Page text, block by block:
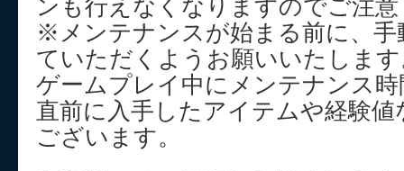
ンも行えなくなりますのでご注
※メンテナンスが始まる前に、手
ていただくようお願いいたしま
ゲームプレイ中にメンテナンス
直前に入手したアイテムや経験
ございます。